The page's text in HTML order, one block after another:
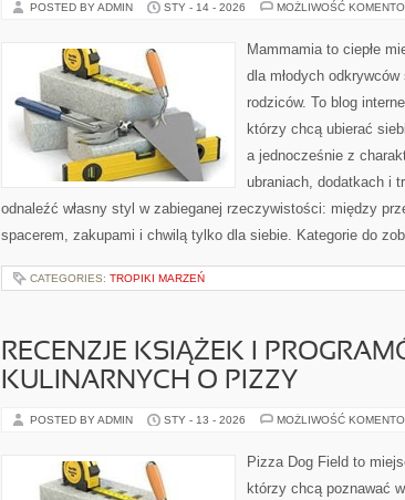
POSTED BY ADMIN STY - 14 - 2026 MOŻLIWOŚĆ
Mammamia to ciepłe
dla młodych
rodziców. To blog
którzy chcą ubierać
a jednocześnie z
ubraniach, dodatkach i
odnaleźć własny styl w zabieganej rzeczywistości: między
spacerem, zakupami i chwilą tylko dla siebie. Kategorie do
CATEGORIES: TROPIKI MARZEŃ
RECENZJE KSIĄŻEK I
KULINARNYCH O PIZZY
POSTED BY ADMIN STY - 13 - 2026 MOŻLIWOŚĆ
Pizza Dog Field to
którzy chcą poznawać